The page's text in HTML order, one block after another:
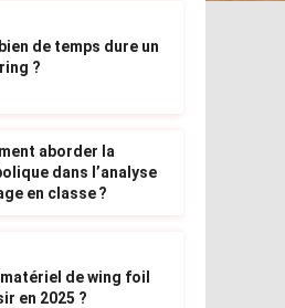
de temps dure un
?
aborder la
dans l’analyse
en classe ?
de wing foil
en 2025 ?